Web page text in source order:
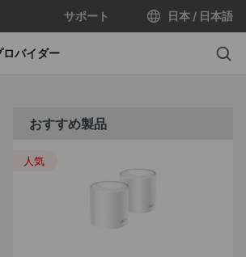
サポート 日本 / 日本語
バイダー Search
おすすめ製品
人気